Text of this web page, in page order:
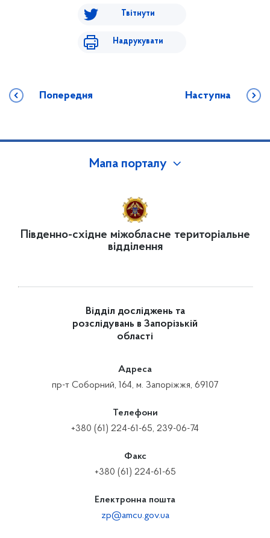
Твітнути
Надрукувати
Попередня Наступна
Мапа порталу
Південно-східне міжобласне територіальне
відділення
Відділ досліджень та
розслідувань в Запорізькій
області
Адреса
пр-т Соборний, 164, м. Запоріжжя, 69107
Телефони
+380 (61) 224-61-65, 239-06-74
Факс
+380 (61) 224-61-65
Електронна пошта
zp@amcu.gov.ua